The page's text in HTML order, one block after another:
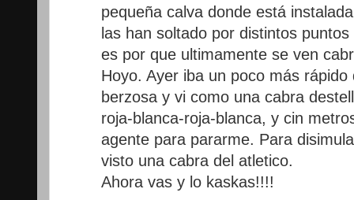
pequeña calva donde está
las han soltado por distintos
es por que ultimamente se ven
Hoyo. Ayer iba un poco más
berzosa y vi como una cabra
roja-blanca-roja-blanca, y cin
agente para pararme. Para
visto una cabra del atletico.
Ahora vas y lo kaskas!!!!